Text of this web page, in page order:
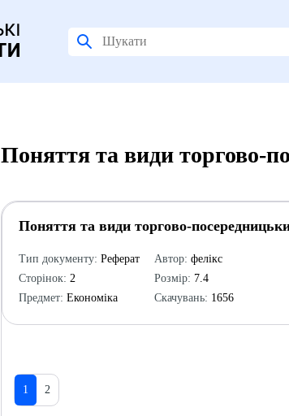
Поняття та види торгово-
Поняття та види торгово-
Тип документу: Реферат
Сторінок: 2
Предмет: Економіка
Автор: фелікс
Розмір: 7.4
Скачувань: 1656
1 2